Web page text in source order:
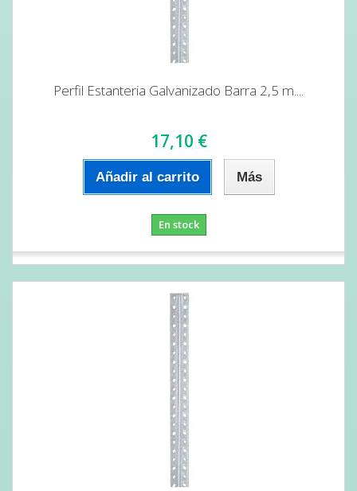
Perfil Estanteria Galvanizado Barra 2,5 m....
17,10 €
Añadir al carrito Más
En stock